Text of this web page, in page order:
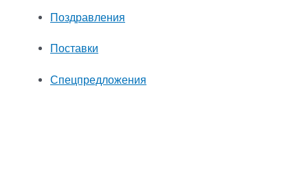
Поздравления
Поставки
Спецпредложения